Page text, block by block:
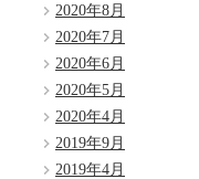
2020年8月
2020年7月
2020年6月
2020年5月
2020年4月
2019年9月
2019年4月